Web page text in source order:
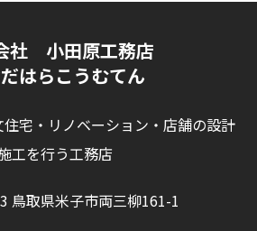
社 小田原工務店
はらこうむてん
宅・リノベーション・店舗の設計
工を行う工務店
鳥取県米子市両三柳161-1